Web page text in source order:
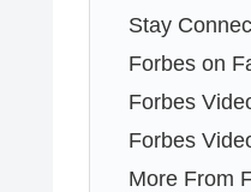
Stay
Forbes on
Forbes
Forbes
More From